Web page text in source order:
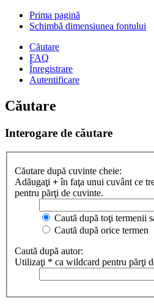
Prima pagină
Schimbă dimensiunea fontului
Căutare
FAQ
Înregistrare
Autentificare
Căutare
Interogare de căutare
Căutare după cuvinte cheie:
Adăugaţi +în faţa unui cuvânt ce
pentru părţi de cuvinte.
Caută după toţi termenii
Caută după orice termen
Caută după autor:
Utilizaţi * ca wildcard pentru părţi